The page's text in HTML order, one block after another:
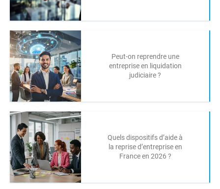
Peut-on reprendre une
entreprise en liquidation
judiciaire ?
Quels dispositifs d’aide à
la reprise d’entreprise en
France en 2026 ?